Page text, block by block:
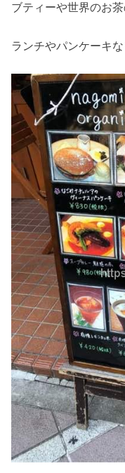
ブティーや世界のお茶
ランチやパンケーキ